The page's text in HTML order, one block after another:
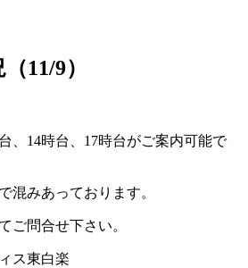
11/9）
、14時台、17時台がご案内可能で
混みあっております。
ご問合せ下さい。
ス東白楽